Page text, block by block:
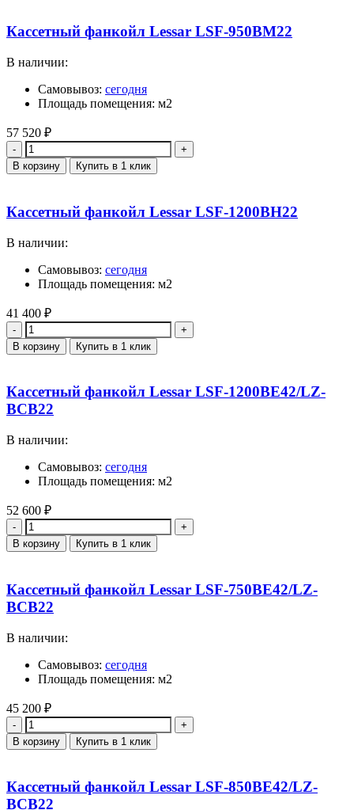
Кассетный фанкойл Lessar LSF-950BМ22
В наличии:
Самовывоз: сегодня
Площадь помещения: м2
57 520 ₽
Количество
В корзину Купить в 1 клик
Кассетный фанкойл Lessar LSF-1200BH22
В наличии:
Самовывоз: сегодня
Площадь помещения: м2
41 400 ₽
Количество
В корзину Купить в 1 клик
Кассетный фанкойл Lessar LSF-1200BE42/LZ-
BCB22
В наличии:
Самовывоз: сегодня
Площадь помещения: м2
52 600 ₽
Количество
В корзину Купить в 1 клик
Кассетный фанкойл Lessar LSF-750BE42/LZ-
BCB22
В наличии:
Самовывоз: сегодня
Площадь помещения: м2
45 200 ₽
Количество
В корзину Купить в 1 клик
Кассетный фанкойл Lessar LSF-850BE42/LZ-
BCB22